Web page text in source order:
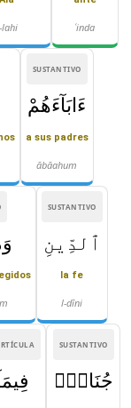
ʿinda
lahi
SUSTANTIVO
ءَابَآءَهُمْ
a sus padres
ābāahum
SUSTANTIVO
ٱلدِّينِ
la fe
l-dīni
SUSTANTIVO
جُنَاحٌۭ